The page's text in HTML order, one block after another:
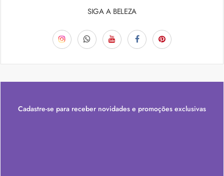
SIGA A BELEZA
Cadastre-se para receber novidades e promoções exclusivas